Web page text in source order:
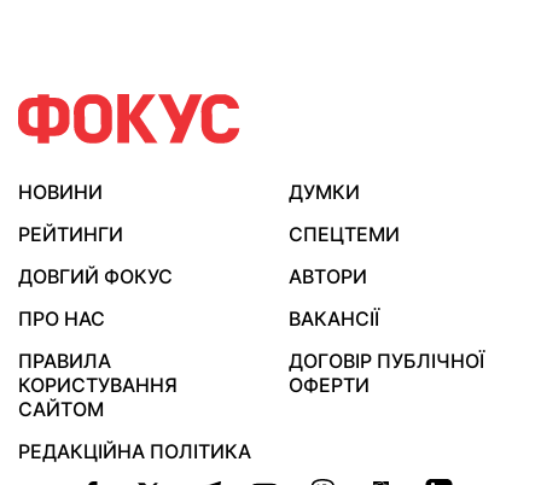
НОВИНИ
ДУМКИ
РЕЙТИНГИ
СПЕЦТЕМИ
ДОВГИЙ ФОКУС
АВТОРИ
ПРО НАС
ВАКАНСІЇ
ПРАВИЛА
КОРИСТУВАННЯ
САЙТОМ
ДОГОВІР ПУБЛІЧНОЇ
ОФЕРТИ
РЕДАКЦІЙНА ПОЛІТИКА